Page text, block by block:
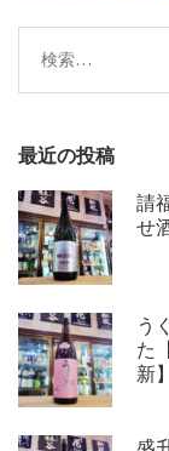
シ
ョ
検
索:
最近の投稿
請
せ
う
た
新】